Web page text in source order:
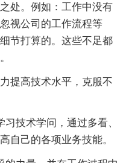
处。例如：工作中没有
视公司的工作流程等
节打算的。这些不足都
高技术水平，克服不
技术学问，通过多看、
自己的各项业务技能。